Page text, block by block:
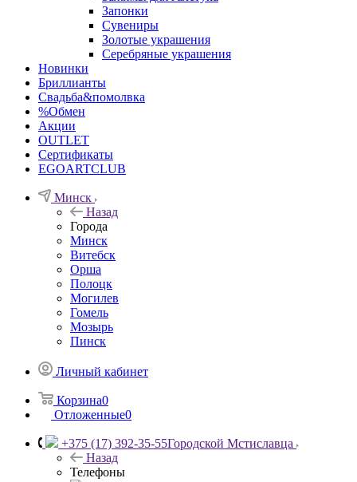
Запонки
Сувениры
Золотые украшения
Серебряные украшения
Новинки
Бриллианты
Свадьба&помолвка
%Обмен
Акции
OUTLET
Сертификаты
EGOARTCLUB
Минск
Назад
Города
Минск
Витебск
Орша
Полоцк
Могилев
Гомель
Мозырь
Пинск
Личный кабинет
Корзина0
Отложенные0
+375 (17) 392-35-55Городской Мстиславца
Назад
Телефоны